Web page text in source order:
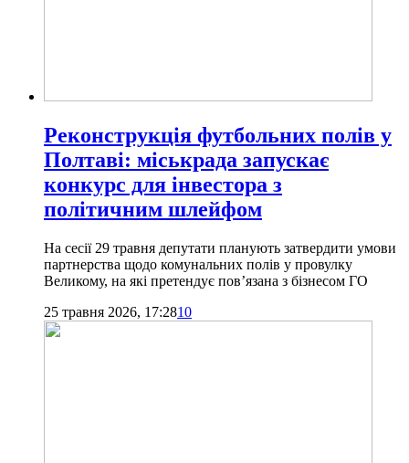
Реконструкція футбольних полів у
Полтаві: міськрада запускає
конкурс для інвестора з
політичним шлейфом
На сесії 29 травня депутати планують затвердити умови
партнерства щодо комунальних полів у провулку
Великому, на які претендує пов’язана з бізнесом ГО
25 травня 2026, 17:2810